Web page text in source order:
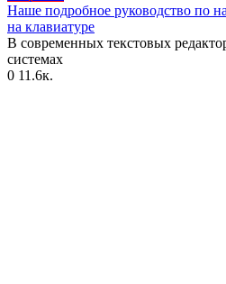
Наше подробное руководство по
на клавиатуре
В современных текстовых
системах
0 11.6к.